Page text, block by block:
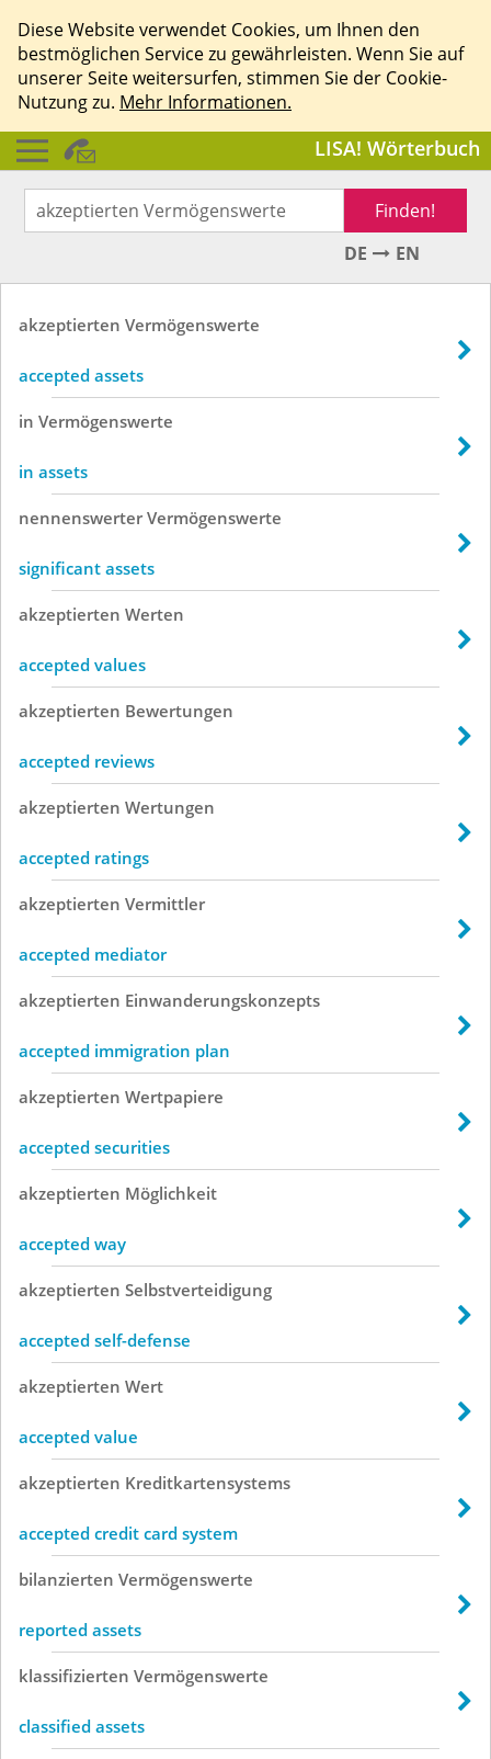
Diese Website verwendet Cookies, um Ihnen den
bestmöglichen Service zu gewährleisten. Wenn Sie auf
unserer Seite weitersurfen, stimmen Sie der Cookie-
Nutzung zu. Mehr Informationen.
LISA! Wörterbuch
Finden!
DE
EN
akzeptierten Vermögenswerte
accepted assets
in Vermögenswerte
in assets
nennenswerter Vermögenswerte
significant assets
akzeptierten Werten
accepted values
akzeptierten Bewertungen
accepted reviews
akzeptierten Wertungen
accepted ratings
akzeptierten Vermittler
accepted mediator
akzeptierten Einwanderungskonzepts
accepted immigration plan
akzeptierten Wertpapiere
accepted securities
akzeptierten Möglichkeit
accepted way
akzeptierten Selbstverteidigung
accepted self-defense
akzeptierten Wert
accepted value
akzeptierten Kreditkartensystems
accepted credit card system
bilanzierten Vermögenswerte
reported assets
klassifizierten Vermögenswerte
classified assets